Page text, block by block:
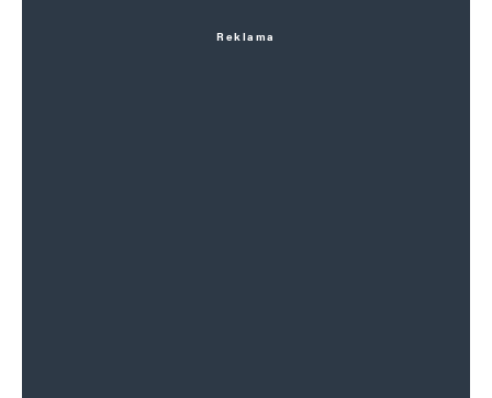
Reklama